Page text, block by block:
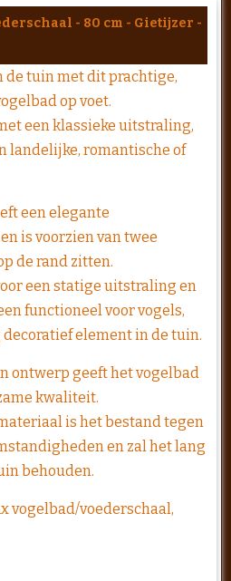
- 80 cm - Gietijzer -
de tuin met dit prachtige,
op voet.
een klassieke uitstraling,
landelijke, romantische of
een elegante
is voorzien van twee
de rand zitten.
een statige uitstraling en
functioneel voor vogels,
element in de tuin.
ontwerp geeft het vogelbad
kwaliteit.
is het bestand tegen
en zal het lang
behouden.
vogelbad/voederschaal,